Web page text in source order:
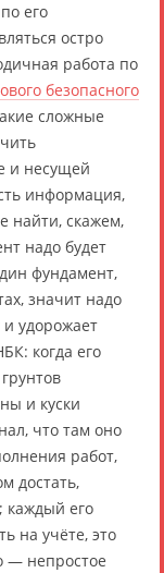
его
остро
работа по
безопасного
сложные
и несущей
информация,
найти, скажем,
надо будет
фундамент,
значит надо
удорожает
когда его
и куски
что там оно
работ,
достать,
каждый его
на учёте, это
— непростое